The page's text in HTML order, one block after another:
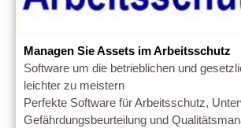
Managen Sie Assets im Arbeitsschutz
Software um die betrieblichen und
leichter zu meistern
Perfekte Software für Arbeitsschutz,
Gefährdungsbeurteilung und